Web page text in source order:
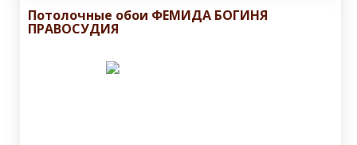
Потолочные обои ФЕМИДА БОГИНЯ
ПРАВОСУДИЯ